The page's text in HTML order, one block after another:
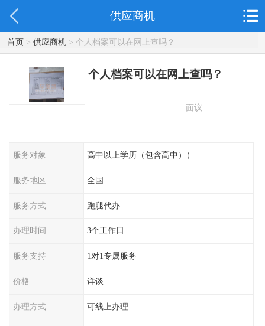
供应商机
首页> 供应商机> 个人档案可以在网上查吗？
个人档案可以在网上查吗？
面议
服务对象 高中以上学历（包含高中））
服务地区 全国
服务方式 跑腿代办
办理时间 3个工作日
服务支持 1对1专属服务
价格 详谈
办理方式 可线上办理